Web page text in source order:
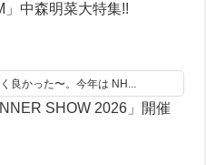
」中森明菜大特集!!
良かった〜。今年は NH...
SHOW 2026」開催